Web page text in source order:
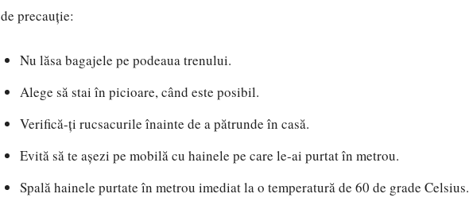
de precauție:
Nu lăsa bagajele pe podeaua trenului.
Alege să stai în picioare, când este posibil.
Verifică-ți rucsacurile înainte de a pătrunde în casă.
Evită să te așezi pe mobilă cu hainele pe care le-ai purtat în metrou.
Spală hainele purtate în metrou imediat la o temperatură de 60 de grade Celsius.